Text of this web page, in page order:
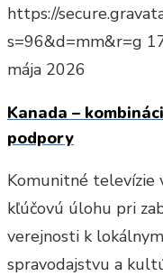
https://
s=96&d=mm&r=g
mája 2026
Kanada –
podpory
Komunitné televízie
kľúčovú úlohu pri
verejnosti k
spravodajstvu a